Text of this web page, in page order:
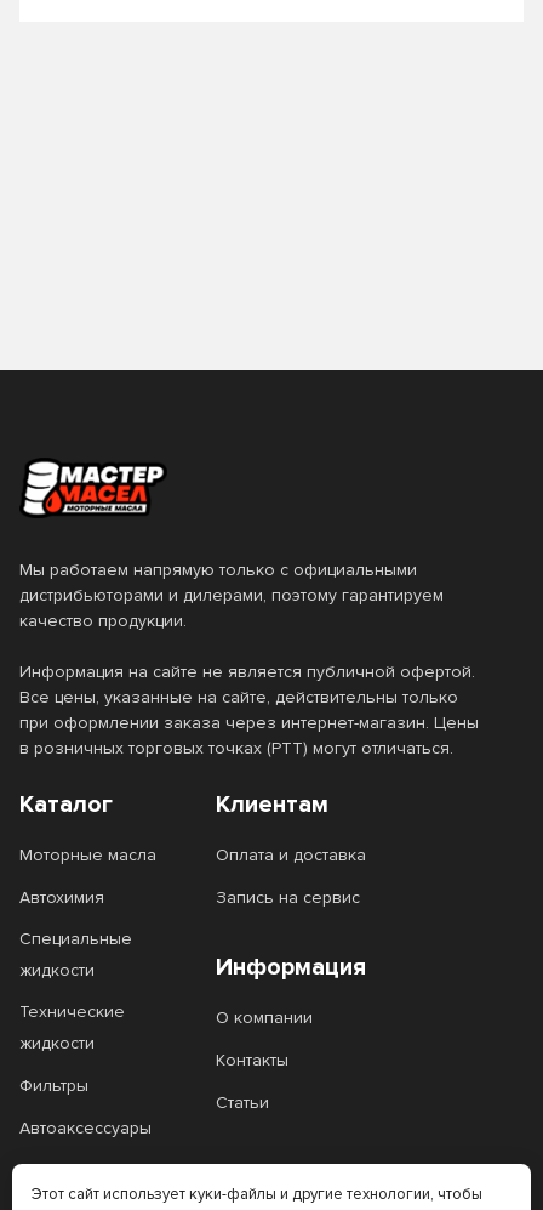
Мы работаем напрямую только с официальными
дистрибьюторами и дилерами, поэтому гарантируем
качество продукции.
Информация на сайте не является публичной офертой.
Все цены, указанные на сайте, действительны только
при оформлении заказа через интернет-магазин. Цены
в розничных торговых точках (РТТ) могут отличаться.
Каталог
Моторные масла
Автохимия
Специальные
жидкости
Технические
жидкости
Фильтры
Автоаксессуары
Масло на розлив
Клиентам
Оплата и доставка
Запись на сервис
Информация
О компании
Контакты
Статьи
Этот сайт использует куки-файлы и другие технологии, чтобы